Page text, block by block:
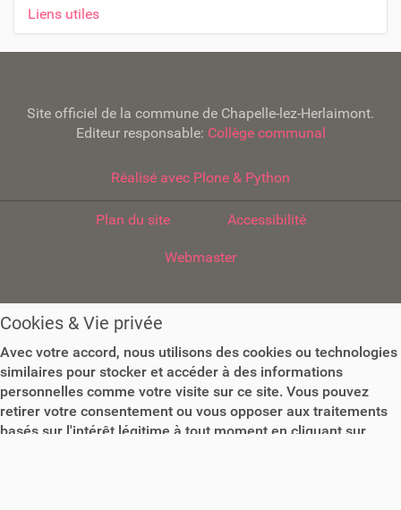
Liens utiles
Site officiel de la commune de Chapelle-lez-Herlaimont.
Editeur responsable: Collège communal
Réalisé avec Plone & Python
Plan du site Accessibilité
Webmaster
Cookies & Vie privée
Avec votre accord, nous utilisons des cookies ou technologies
similaires pour stocker et accéder à des informations
personnelles comme votre visite sur ce site. Vous pouvez
retirer votre consentement ou vous opposer aux traitements
basés sur l'intérêt légitime à tout moment en cliquant sur